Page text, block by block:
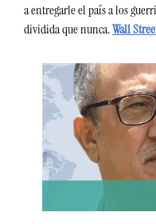
a entregarle el país a los
dividida que nunca. Wall